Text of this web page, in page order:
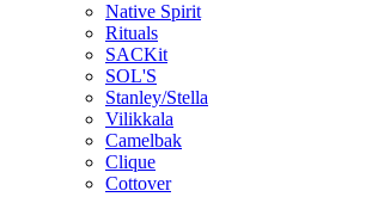
Native Spirit
Rituals
SACKit
SOL'S
Stanley/Stella
Vilikkala
Camelbak
Clique
Cottover